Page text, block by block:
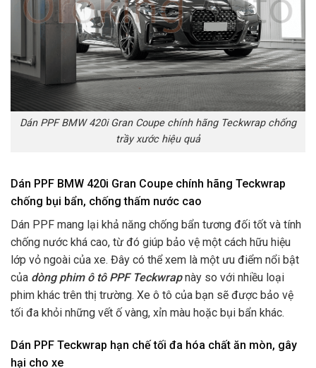
Dán PPF BMW 420i Gran Coupe chính hãng Teckwrap chống
trầy xước hiệu quả
Dán PPF BMW 420i Gran Coupe chính hãng Teckwrap
chống bụi bẩn, chống thấm nước cao
Dán PPF mang lại khả năng chống bẩn tương đối tốt và tính
chống nước khá cao, từ đó giúp bảo vệ một cách hữu hiệu
lớp vỏ ngoài của xe. Đây có thể xem là một ưu điểm nổi bật
của dòng phim ô tô PPF Teckwrapnày so với nhiều loại
phim khác trên thị trường. Xe ô tô của bạn sẽ được bảo vệ
tối đa khỏi những vết ố vàng, xỉn màu hoặc bụi bẩn khác.
Dán PPF Teckwrap hạn chế tối đa hóa chất ăn mòn, gây
hại cho xe